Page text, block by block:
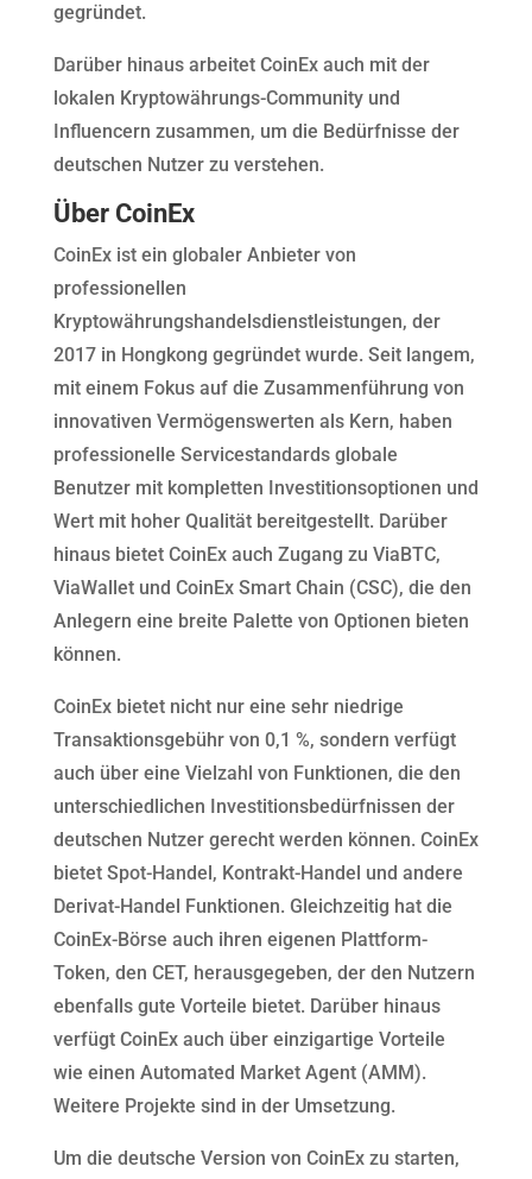
gegründet.
Darüber hinaus arbeitet CoinEx auch mit der
lokalen Kryptowährungs-Community und
Influencern zusammen, um die Bedürfnisse der
deutschen Nutzer zu verstehen.
Über CoinEx
CoinEx ist ein globaler Anbieter von
professionellen
Kryptowährungshandelsdienstleistungen, der
2017 in Hongkong gegründet wurde. Seit langem,
mit einem Fokus auf die Zusammenführung von
innovativen Vermögenswerten als Kern, haben
professionelle Servicestandards globale
Benutzer mit kompletten Investitionsoptionen und
Wert mit hoher Qualität bereitgestellt. Darüber
hinaus bietet CoinEx auch Zugang zu ViaBTC,
ViaWallet und CoinEx Smart Chain (CSC), die den
Anlegern eine breite Palette von Optionen bieten
können.
CoinEx bietet nicht nur eine sehr niedrige
Transaktionsgebühr von 0,1 %, sondern verfügt
auch über eine Vielzahl von Funktionen, die den
unterschiedlichen Investitionsbedürfnissen der
deutschen Nutzer gerecht werden können. CoinEx
bietet Spot-Handel, Kontrakt-Handel und andere
Derivat-Handel Funktionen. Gleichzeitig hat die
CoinEx-Börse auch ihren eigenen Plattform-
Token, den CET, herausgegeben, der den Nutzern
ebenfalls gute Vorteile bietet. Darüber hinaus
verfügt CoinEx auch über einzigartige Vorteile
wie einen Automated Market Agent (AMM).
Weitere Projekte sind in der Umsetzung.
Um die deutsche Version von CoinEx zu starten,